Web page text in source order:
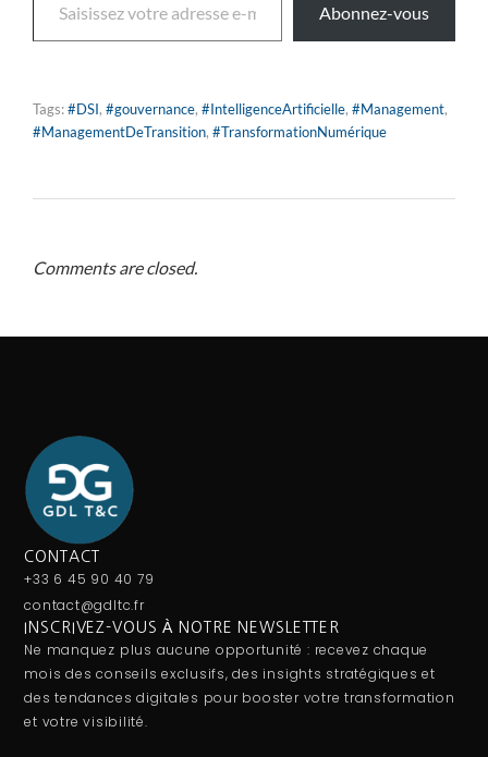
Abonnez-vous
Tags:#DSI, #gouvernance, #IntelligenceArtificielle, #Management,
#ManagementDeTransition, #TransformationNumérique
Comments are closed.
CONTACT
+33 6 45 90 40 79
contact@gdltc.fr
INSCRIVEZ-VOUS À NOTRE NEWSLETTER
Ne manquez plus aucune opportunité : recevez chaque
mois des conseils exclusifs, des insights stratégiques et
des tendances digitales pour booster votre transformation
et votre visibilité.